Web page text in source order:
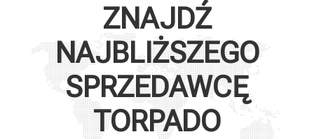
ZNAJDŹ
NAJBLIŻSZEGO
SPRZEDAWCĘ
TORPADO